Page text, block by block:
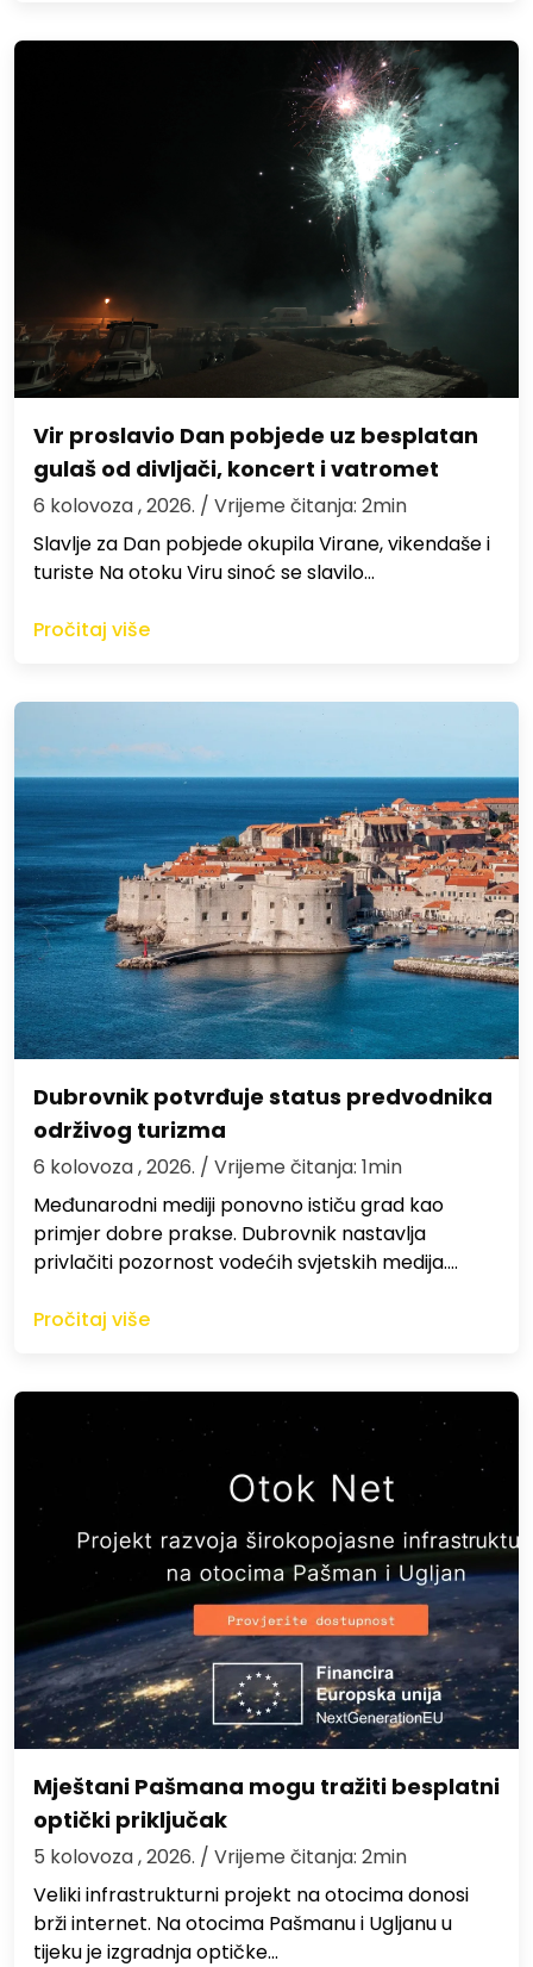
Vir proslavio Dan pobjede uz besplatan
gulaš od divljači, koncert i vatromet
6 kolovoza , 2026. / Vrijeme čitanja: 2min
Slavlje za Dan pobjede okupila Virane, vikendaše i
turiste Na otoku Viru sinoć se slavilo…
Pročitaj više
Dubrovnik potvrđuje status predvodnika
održivog turizma
6 kolovoza , 2026. / Vrijeme čitanja: 1min
Međunarodni mediji ponovno ističu grad kao
primjer dobre prakse. Dubrovnik nastavlja
privlačiti pozornost vodećih svjetskih medija.…
Pročitaj više
Mještani Pašmana mogu tražiti besplatni
optički priključak
5 kolovoza , 2026. / Vrijeme čitanja: 2min
Veliki infrastrukturni projekt na otocima donosi
brži internet. Na otocima Pašmanu i Ugljanu u
tijeku je izgradnja optičke…